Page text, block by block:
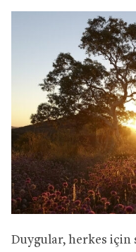
Duygular, herkes için